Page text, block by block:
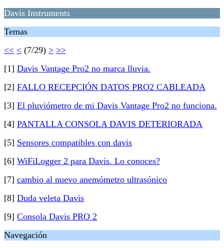
Davis Instruments
Temas
<< < (7/29) > >>
[1] Davis Vantage Pro2 no marca lluvia.
[2] FALLO RECEPCIÓN DATOS PRO2 CABLEADA
[3] El pluviómetro de mi Davis Vantage Pro2 no funciona.
[4] PANTALLA CONSOLA DAVIS DETERIORADA
[5] Sensores compatibles con davis
[6] WiFiLogger 2 para Davis. Lo conoces?
[7] cambio al nuevo anemómetro ultrasónico
[8] Duda veleta Davis
[9] Consola Davis PRO 2
Navegación